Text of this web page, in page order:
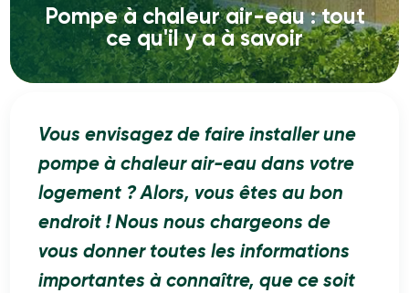
Pompe à chaleur air-eau : tout
ce qu'il y a à savoir
Vous envisagez de faire installer une
pompe à chaleur air-eau dans votre
logement ? Alors, vous êtes au bon
endroit ! Nous nous chargeons de
vous donner toutes les informations
importantes à connaître, que ce soit